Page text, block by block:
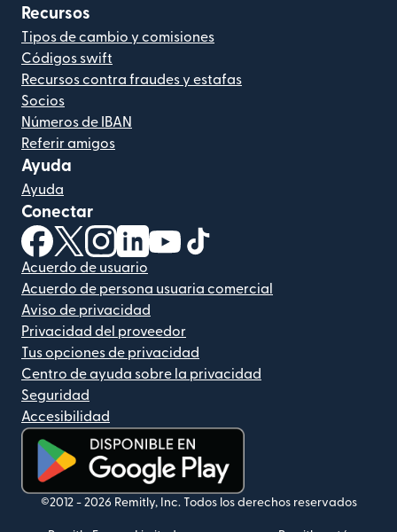
Recursos
Tipos de cambio y comisiones
Códigos swift
Recursos contra fraudes y estafas
Socios
Números de IBAN
Referir amigos
Ayuda
Ayuda
Conectar
(se abre en una ventana nueva)
(se abre en una ventana nueva)
(se abre en una ventana nueva)
(se abre en una ventana nueva)
(se abre en una ventana nueva)
Acuerdo de usuario
Acuerdo de persona usuaria comercial
Aviso de privacidad
Privacidad del proveedor
Tus opciones de privacidad
Centro de ayuda sobre la privacidad
Seguridad
Accesibilidad
(se abre en una ventana nueva)
©2012 - 2026 Remitly, Inc. Todos los derechos reservados